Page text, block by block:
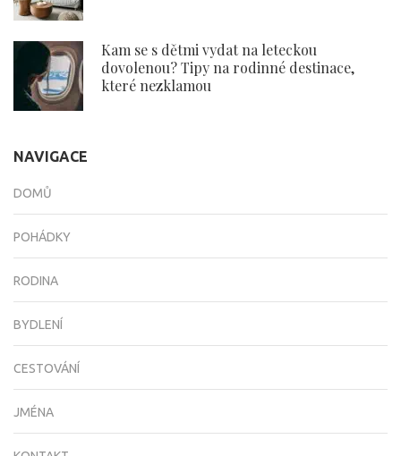
Kam se s dětmi vydat na leteckou
dovolenou? Tipy na rodinné destinace,
které nezklamou
NAVIGACE
DOMŮ
POHÁDKY
RODINA
BYDLENÍ
CESTOVÁNÍ
JMÉNA